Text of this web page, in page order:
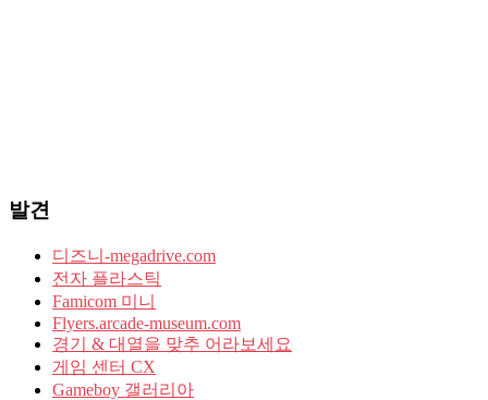
발견
디즈니-megadrive.com
전자 플라스틱
Famicom 미니
Flyers.arcade-museum.com
경기 & 대열을 맞추 어라보세요
게임 센터 CX
Gameboy 갤러리아